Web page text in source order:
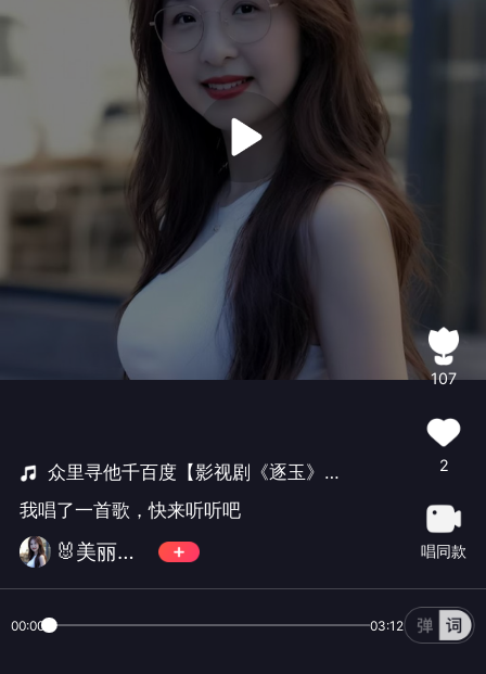
众里寻他千百度【影视剧《逐玉》爱情主题曲】
我唱了一首歌，快来听听吧
🐰美丽芹芹🐰
107
2
唱同款
00:00 03:12